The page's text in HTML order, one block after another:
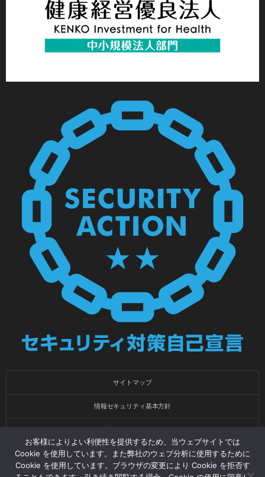
サイトマップ
情報セキュリティ基本方針
会社概要
お客様によりよい利便性を提供するため、当ウェブサイトでは
Cookie を使用しています。また弊社のウェブ分析に使用するために
Cookie を使用しています。ブラウザの変更により Cookie を拒否す